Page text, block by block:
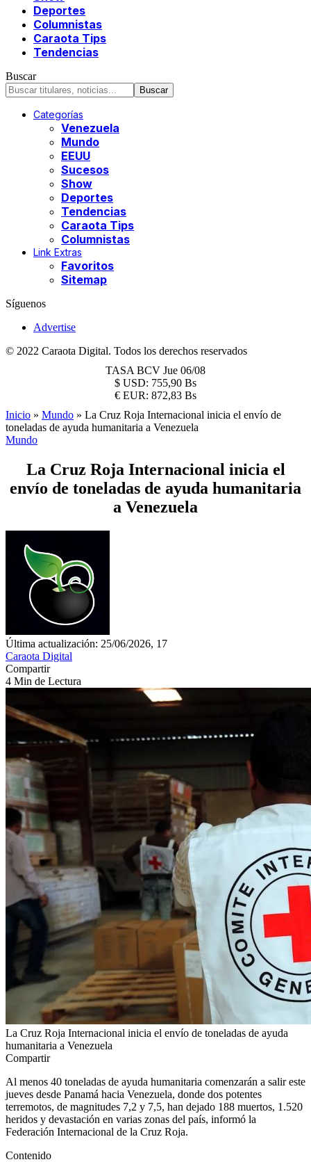
Deportes
Columnistas
Caraota Tips
Tendencias
Buscar
Categorías
Venezuela
Mundo
EEUU
Sucesos
Show
Deportes
Tendencias
Caraota Tips
Columnistas
Link Extras
Favoritos
Sitemap
Síguenos
Advertise
© 2022 Caraota Digital. Todos los derechos reservados
TASA BCV Jue 06/08
$ USD: 755,90 Bs
€ EUR: 872,83 Bs
Inicio » Mundo » La Cruz Roja Internacional inicia el envío de
toneladas de ayuda humanitaria a Venezuela
Mundo
La Cruz Roja Internacional inicia el
envío de toneladas de ayuda humanitaria
a Venezuela
Última actualización: 25/06/2026, 17
Caraota Digital
Compartir
4 Min de Lectura
La Cruz Roja Internacional inicia el envío de toneladas de ayuda
humanitaria a Venezuela
Compartir
Al menos 40 toneladas de ayuda humanitaria comenzarán a salir este
jueves desde Panamá hacia Venezuela, donde dos potentes
terremotos, de magnitudes 7,2 y 7,5, han dejado 188 muertos, 1.520
heridos y devastación en varias zonas del país, informó la
Federación Internacional de la Cruz Roja.
Contenido